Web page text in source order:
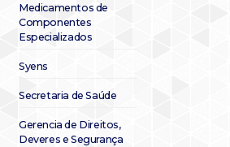
Medicamentos de
Componentes
Especializados
Syens
Secretaria de Saúde
Gerencia de Direitos,
Deveres e Segurança